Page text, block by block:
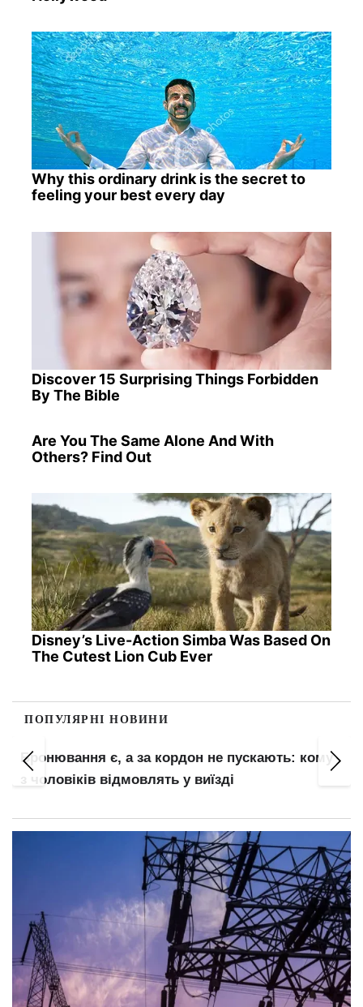
Why this ordinary drink is the secret to
feeling your best every day
Discover 15 Surprising Things Forbidden
By The Bible
Are You The Same Alone And With
Others? Find Out
Disney’s Live-Action Simba Was Based On
The Cutest Lion Cub Ever
ПОПУЛЯРНІ НОВИНИ
Бронювання є, а за кордон не пускають: кому
з чоловіків відмовлять у виїзді